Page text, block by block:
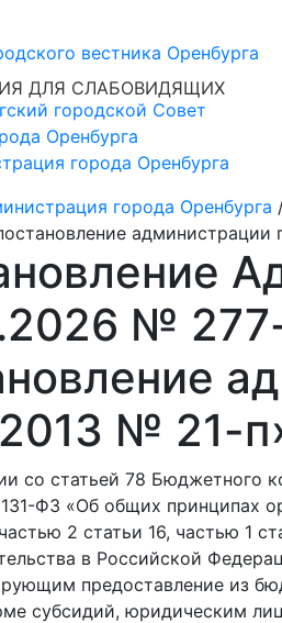
ДЛЯ СЛАБОВИДЯЩИХ
городской Совет
Оренбурга
города Оренбурга
города Оренбурга
администрации
№
№ 21-
со статьей 78 Бюджетного
ФЗ «Об общих принципах
2 статьи 16, частью 1
в Российской
предоставление из
субсидий, юридическим